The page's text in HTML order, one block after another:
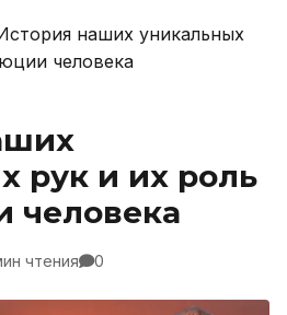
наших уникальных
человека
рук и их роль
человека
чтения 0